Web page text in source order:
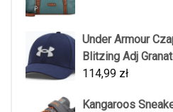
Under Armour
Blitzing Adj
114,99 zł
Kangaroos